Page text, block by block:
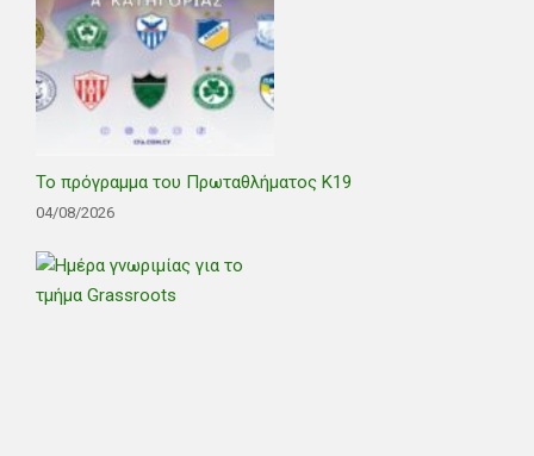
Το πρόγραμμα του Πρωταθλήματος Κ19
04/08/2026